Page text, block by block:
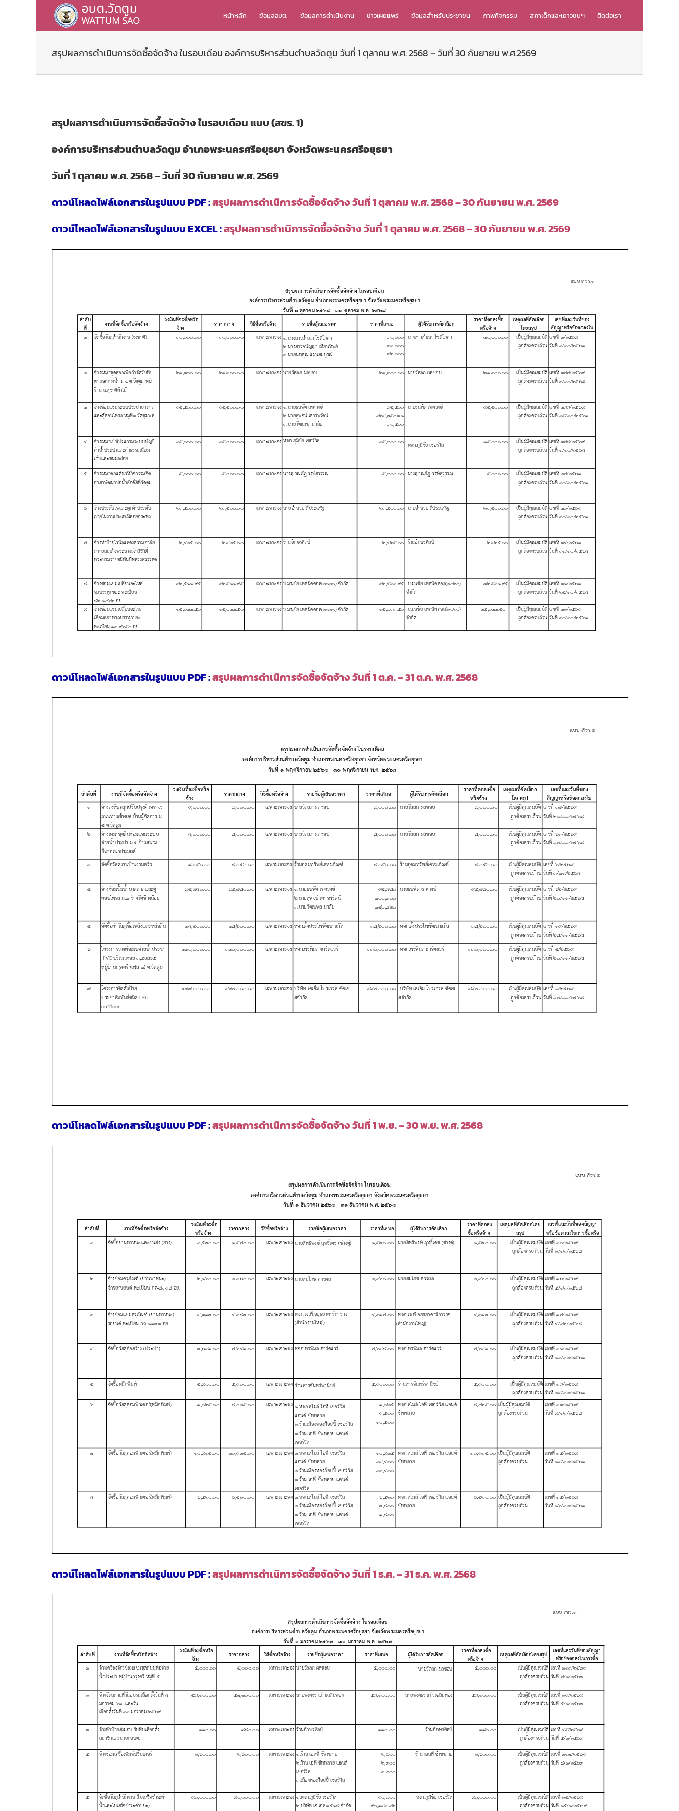
หน้าหลัก ข้อมูลอบต. ข้อมูลการดำเนินงาน ข่าวเผยแพร่ ข้อมูลสำหรับประชาชน ภาพกิจกรรม สภาเด็กและเยาวชนฯ ติดต่อเรา
สรุปผลการดำเนินการจัดซื้อจัดจ้าง ในรอบเดือน องค์การบริหารส่วนตำบลวัดตูม วันที่ 1 ตุลาคม พ.ศ. 2568 – วันที่ 30 กันยายน พ.ศ.2569
สรุปผลการดำเนินการจัดซื้อจัดจ้าง ในรอบเดือน แบบ (สขร. 1)
องค์การบริหารส่วนตำบลวัดตูม อำเภอพระนครศรีอยุธยา จังหวัดพระนครศรีอยุธยา
วันที่ 1 ตุลาคม พ.ศ. 2568 – วันที่ 30 กันยายน พ.ศ. 2569
ดาวน์โหลดไฟล์เอกสารในรูปแบบ PDF :สรุปผลการดำเนิการจัดซื้อจัดจ้าง วันที่ 1 ตุลาคม พ.ศ. 2568 – 30 กันยายน พ.ศ. 2569
ดาวน์โหลดไฟล์เอกสารในรูปแบบ EXCEL :สรุปผลการดำเนิการจัดซื้อจัดจ้าง วันที่ 1 ตุลาคม พ.ศ. 2568 – 30 กันยายน พ.ศ. 2569
ดาวน์โหลดไฟล์เอกสารในรูปแบบ PDF :สรุปผลการดำเนิการจัดซื้อจัดจ้าง วันที่ 1 ต.ค. – 31 ต.ค. พ.ศ. 2568
ดาวน์โหลดไฟล์เอกสารในรูปแบบ PDF :สรุปผลการดำเนิการจัดซื้อจัดจ้าง วันที่ 1 พ.ย. – 30 พ.ย. พ.ศ. 2568
ดาวน์โหลดไฟล์เอกสารในรูปแบบ PDF :สรุปผลการดำเนิการจัดซื้อจัดจ้าง วันที่ 1 ธ.ค. – 31 ธ.ค. พ.ศ. 2568